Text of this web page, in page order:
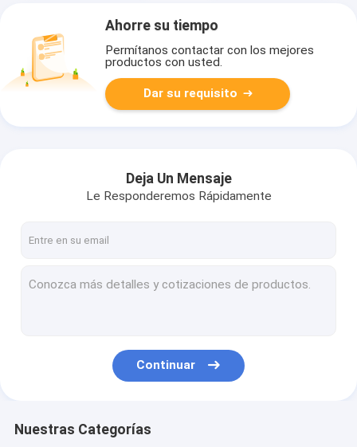
Ahorre su tiempo
Permítanos contactar con los mejores
productos con usted.
Dar su requisito
Deja Un Mensaje
Le Responderemos Rápidamente
Continuar
Nuestras Categorías